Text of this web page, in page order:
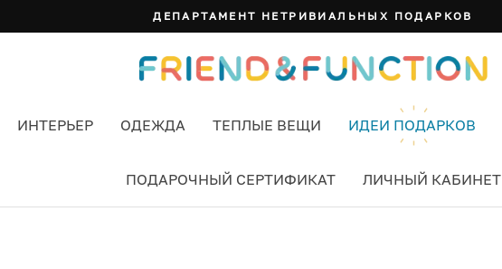
ДЕПАРТАМЕНТ НЕТРИВИАЛЬНЫХ ПОДАРКОВ
ИНТЕРЬЕР ОДЕЖДА ТЕПЛЫЕ ВЕЩИ ИДЕИ ПОДАРКОВ
ПОДАРОЧНЫЙ СЕРТИФИКАТ ЛИЧНЫЙ КАБИНЕТ